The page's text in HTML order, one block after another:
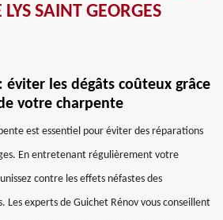
SAINT GEORGES
éviter les dégâts coûteux grâce
votre charpente
est essentiel pour éviter des réparations
En entretenant régulièrement votre
contre les effets néfastes des
Les experts de Guichet Rénov vous conseillent